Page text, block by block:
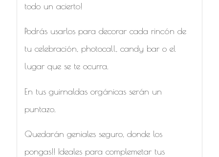
todo un acierto!
Podrás usarlos para decorar cada rincón de
tu celebración, photocall, candy bar o el
lugar que se te ocurra.
En tus guirnaldas orgánicas serán un
puntazo.
Quedarán geniales seguro, donde los
pongas!! Ideales para complemetar tus